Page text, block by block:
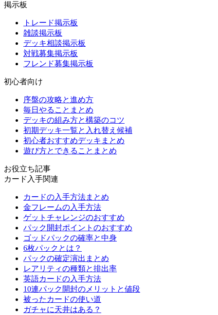
掲示板
トレード掲示板
雑談掲示板
デッキ相談掲示板
対戦募集掲示板
フレンド募集掲示板
初心者向け
序盤の攻略と進め方
毎日やることまとめ
デッキの組み方と構築のコツ
初期デッキ一覧と入れ替え候補
初心者おすすめデッキまとめ
遊び方とできることまとめ
お役立ち記事
カード入手関連
カードの入手方法まとめ
金フレームの入手方法
ゲットチャレンジのおすすめ
パック開封ポイントのおすすめ
ゴッドパックの確率と中身
6枚パックとは？
パックの確定演出まとめ
レアリティの種類と排出率
英語カードの入手方法
10連パック開封のメリットと値段
被ったカードの使い道
ガチャに天井はある？